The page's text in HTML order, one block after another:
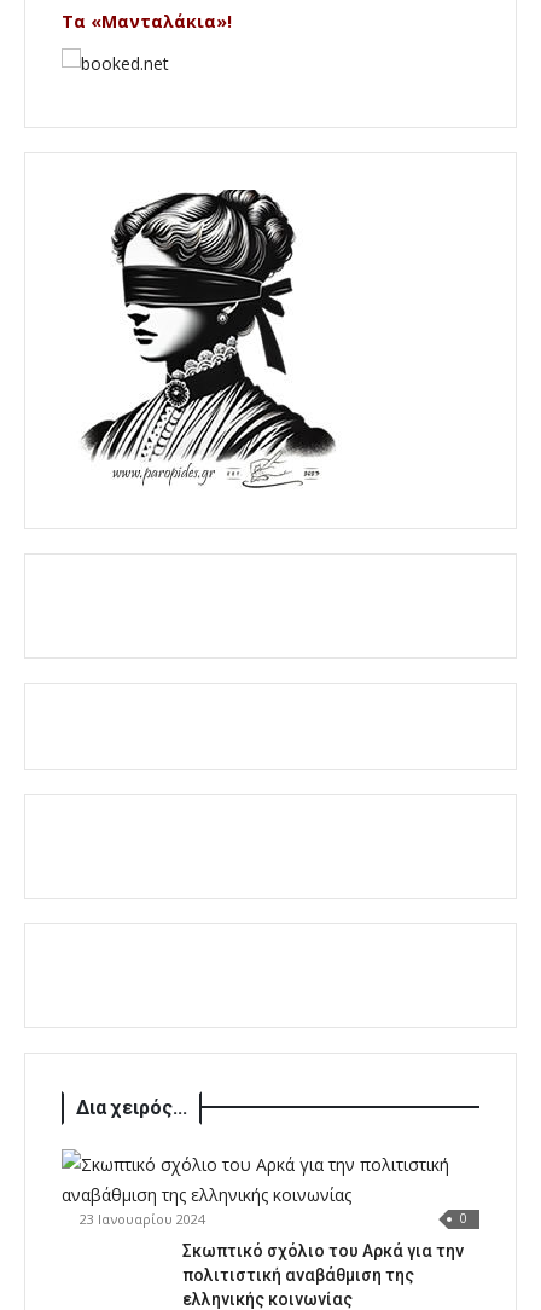
Τα «Μανταλάκια»!
Δια χειρός...
23 Ιανουαρίου 2024 0
Σκωπτικό σχόλιο του Αρκά για την
πολιτιστική αναβάθμιση της
ελληνικής κοινωνίας